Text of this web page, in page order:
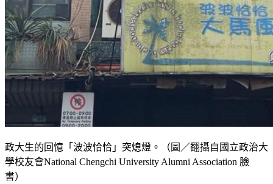
政大生的回憶「波波恰恰」突熄燈。（圖／翻攝自國立政治大
學校友會National Chengchi University Alumni Association 臉
書）